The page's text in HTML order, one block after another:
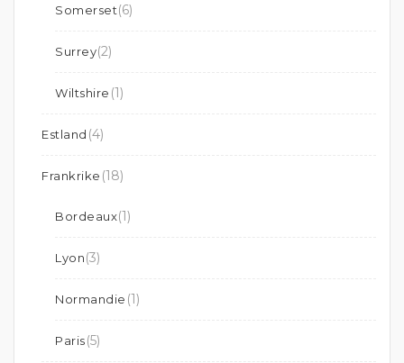
Somerset(6)
Surrey(2)
Wiltshire (1)
Estland (4)
Frankrike (18)
Bordeaux(1)
Lyon(3)
Normandie (1)
Paris(5)